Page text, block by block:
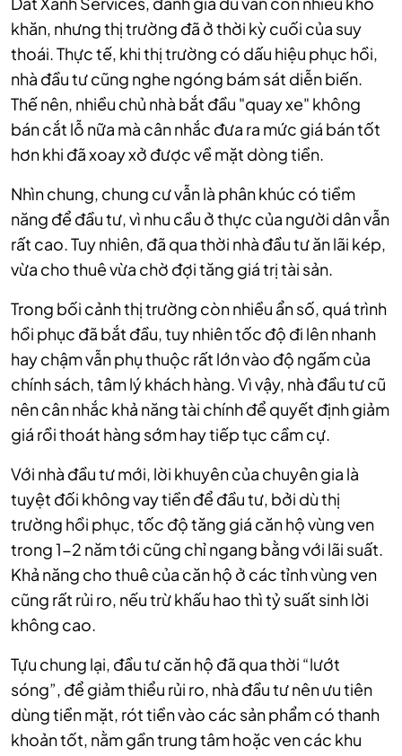
khăn, nhưng thị trường đã ở thời kỳ cuối của suy
thoái. Thực tế, khi thị trường có dấu hiệu phục hồi,
nhà đầu tư cũng nghe ngóng bám sát diễn biến.
Thế nên, nhiều chủ nhà bắt đầu "quay xe" không
bán cắt lỗ nữa mà cân nhắc đưa ra mức giá bán tốt
hơn khi đã xoay xở được về mặt dòng tiền.
Nhìn chung, chung cư vẫn là phân khúc có tiềm
năng để đầu tư, vì nhu cầu ở thực của người dân vẫn
rất cao. Tuy nhiên, đã qua thời nhà đầu tư ăn lãi kép,
vừa cho thuê vừa chờ đợi tăng giá trị tài sản.
Trong bối cảnh thị trường còn nhiều ẩn số, quá trình
hồi phục đã bắt đầu, tuy nhiên tốc độ đi lên nhanh
hay chậm vẫn phụ thuộc rất lớn vào độ ngấm của
chính sách, tâm lý khách hàng. Vì vậy, nhà đầu tư cũ
nên cân nhắc khả năng tài chính để quyết định giảm
giá rồi thoát hàng sớm hay tiếp tục cầm cự.
Với nhà đầu tư mới, lời khuyên của chuyên gia là
tuyệt đối không vay tiền để đầu tư, bởi dù thị
trường hồi phục, tốc độ tăng giá căn hộ vùng ven
trong 1-2 năm tới cũng chỉ ngang bằng với lãi suất.
Khả năng cho thuê của căn hộ ở các tỉnh vùng ven
cũng rất rủi ro, nếu trừ khấu hao thì tỷ suất sinh lời
không cao.
Tựu chung lại, đầu tư căn hộ đã qua thời “lướt
sóng”, để giảm thiểu rủi ro, nhà đầu tư nên ưu tiên
dùng tiền mặt, rót tiền vào các sản phẩm có thanh
khoản tốt, nằm gần trung tâm hoặc ven các khu